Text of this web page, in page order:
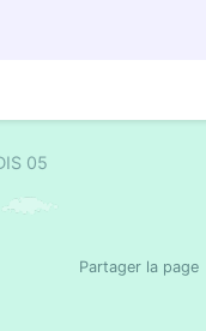
05
Partager la page